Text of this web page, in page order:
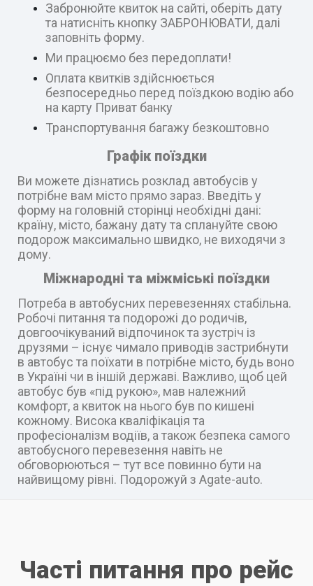
Забронюйте квиток на сайті, оберіть дату
та натисніть кнопку ЗАБРОНЮВАТИ, далі
заповніть форму.
Ми працюємо без передоплати!
Оплата квитків здійснюється
безпосередньо перед поїздкою водію або
на карту Приват банку
Транспортування багажу безкоштовно
Графік поїздки
Ви можете дізнатись розклад автобусів у
потрібне вам місто прямо зараз. Введіть у
форму на головній сторінці необхідні дані:
країну, місто, бажану дату та сплануйте свою
подорож максимально швидко, не виходячи з
дому.
Міжнародні та міжміські поїздки
Потреба в автобусних перевезеннях стабільна.
Робочі питання та подорожі до родичів,
довгоочікуваний відпочинок та зустріч із
друзями – існує чимало приводів застрибнути
в автобус та поїхати в потрібне місто, будь воно
в Україні чи в іншій державі. Важливо, щоб цей
автобус був «під рукою», мав належний
комфорт, а квиток на нього був по кишені
кожному. Висока кваліфікація та
професіоналізм водіїв, а також безпека самого
автобусного перевезення навіть не
обговорюються – тут все повинно бути на
найвищому рівні. Подорожуй з Agate-auto.
Часті питання про рейс